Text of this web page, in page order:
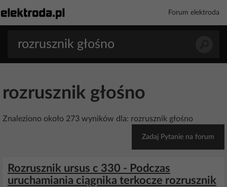
Forum elektroda
rozrusznik głośno
Znaleziono około 273 wyników dla: rozrusznik głośno
Zadaj Pytanie na forum
Rozrusznik ursus c 330 - Podczas
uruchamiania ciągnika terkocze rozrusznik